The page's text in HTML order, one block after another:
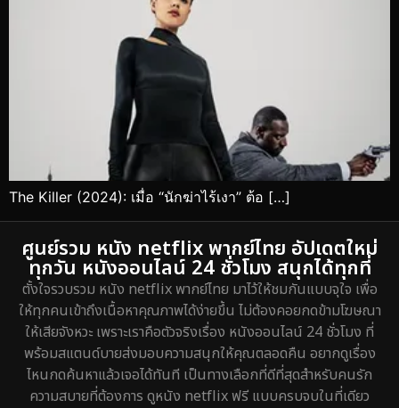
The Killer (2024): เมื่อ “นักฆ่าไร้เงา” ต้อ […]
ศูนย์รวม หนัง netflix พากย์ไทย อัปเดตใหม่
ทุกวัน หนังออนไลน์ 24 ชั่วโมง สนุกได้ทุกที่
ตั้งใจรวบรวม หนัง netflix พากย์ไทย มาไว้ให้ชมกันแบบจุใจ เพื่อ
ให้ทุกคนเข้าถึงเนื้อหาคุณภาพได้ง่ายขึ้น ไม่ต้องคอยกดข้ามโฆษณา
ให้เสียจังหวะ เพราะเราคือตัวจริงเรื่อง หนังออนไลน์ 24 ชั่วโมง ที่
พร้อมสแตนด์บายส่งมอบความสนุกให้คุณตลอดคืน อยากดูเรื่อง
ไหนกดค้นหาแล้วเจอได้ทันที เป็นทางเลือกที่ดีที่สุดสำหรับคนรัก
ความสบายที่ต้องการ ดูหนัง netflix ฟรี แบบครบจบในที่เดียว